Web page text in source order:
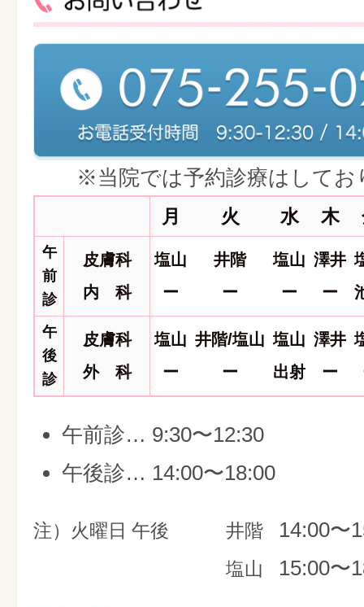
※当院では予約診療はしてお
月 火 水 木
午
前
診
皮膚科
内 科
塩山
ー
井階
ー
塩山
ー
澤井
ー
午
後
診
皮膚科
外 科
塩山
ー
井階/塩山
ー
塩山
出射
澤井
ー
午前診… 9:30〜12:30
午後診… 14:00〜18:00
注）火曜日 午後 井階 14:00〜
塩山 15:00〜